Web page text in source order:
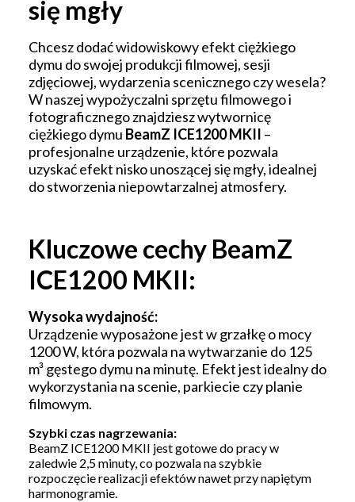
się mgły
Chcesz dodać widowiskowy efekt ciężkiego
dymu do swojej produkcji filmowej, sesji
zdjęciowej, wydarzenia scenicznego czy wesela?
W naszej wypożyczalni sprzętu filmowego i
fotograficznego znajdziesz wytwornicę
ciężkiego dymu BeamZ ICE1200 MKII –
profesjonalne urządzenie, które pozwala
uzyskać efekt nisko unoszącej się mgły, idealnej
do stworzenia niepowtarzalnej atmosfery.
Kluczowe cechy BeamZ
ICE1200 MKII:
Wysoka wydajność:
Urządzenie wyposażone jest w grzałkę o mocy
1200 W, która pozwala na wytwarzanie do 125
m³ gęstego dymu na minutę. Efekt jest idealny do
wykorzystania na scenie, parkiecie czy planie
filmowym.
Szybki czas nagrzewania:
BeamZ ICE1200 MKII jest gotowe do pracy w
zaledwie 2,5 minuty, co pozwala na szybkie
rozpoczęcie realizacji efektów nawet przy napiętym
harmonogramie.